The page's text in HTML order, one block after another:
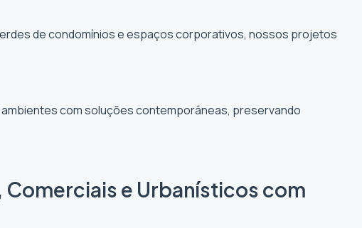
de condomínios e espaços corporativos, nossos projetos
com soluções contemporâneas, preservando
e Urbanísticos com